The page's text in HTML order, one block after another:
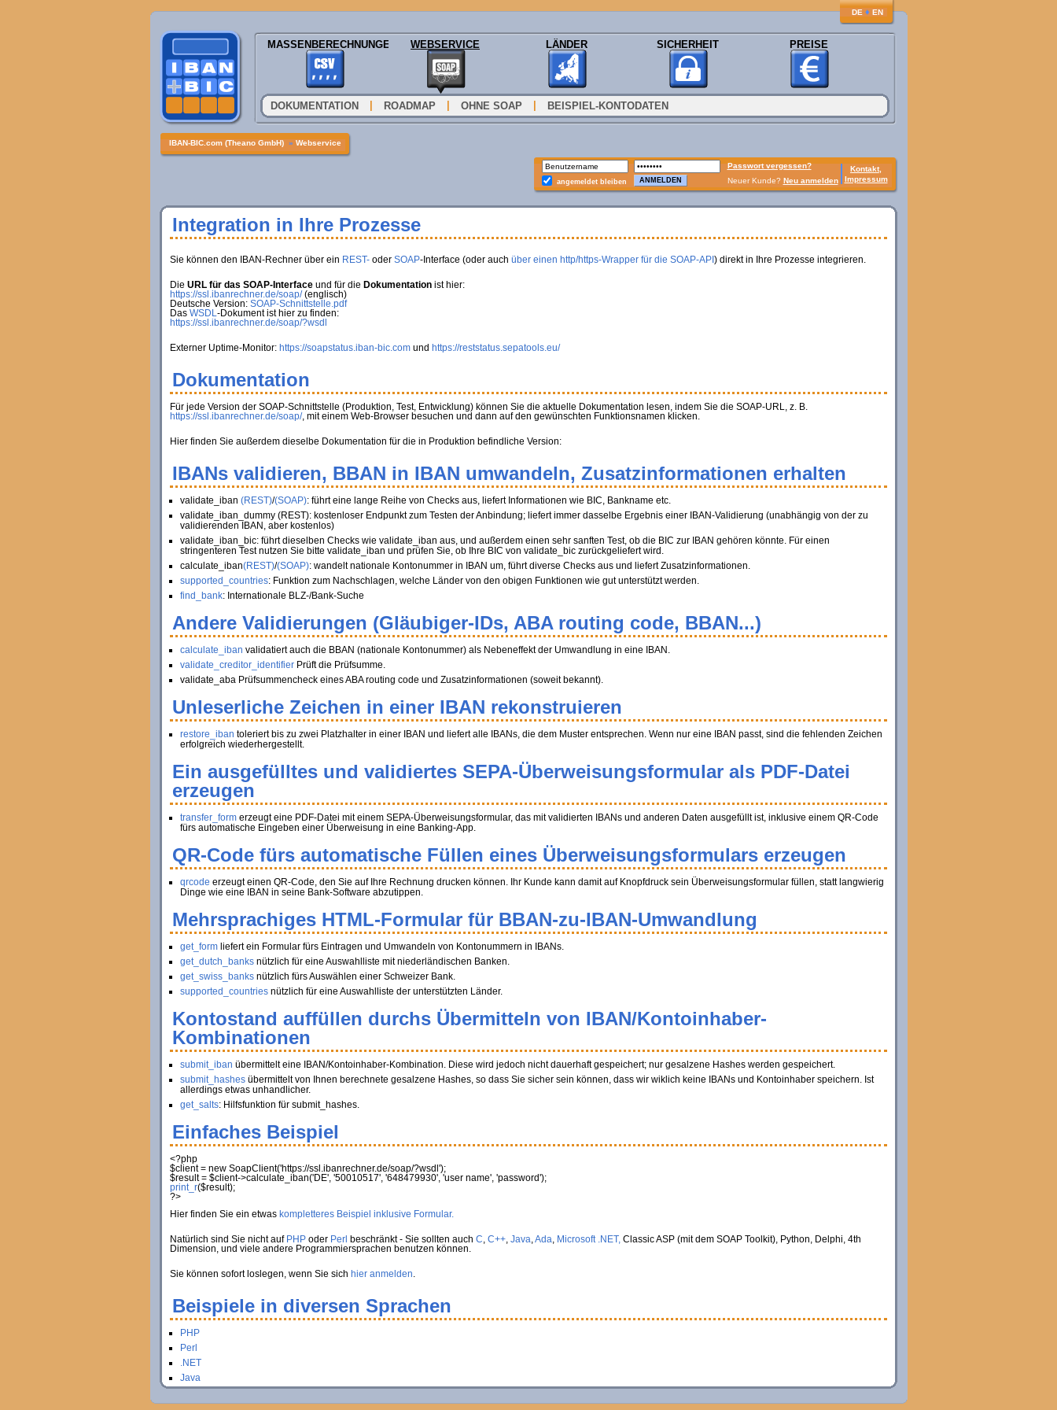
DE ♦ EN
MASSENBERECHNUNGEN WEBSERVICE LÄNDER SICHERHEIT PREISE
DOKUMENTATION ROADMAP OHNE SOAP BEISPIEL-KONTODATEN
IBAN-BIC.com (Theano GmbH) » Webservice
Passwort vergessen?
Kontakt,
Impressum
angemeldet bleiben Neuer Kunde? Neu anmelden
Integration in Ihre Prozesse
Sie können den IBAN-Rechner über ein REST-oder SOAP-Interface (oder auch über einen http/https-Wrapper für die SOAP-API ) direkt in Ihre Prozesse integrieren.
Die URL für das SOAP-Interfaceund für die Dokumentationist hier:
https://ssl.ibanrechner.de/soap/(englisch)
Deutsche Version: SOAP-Schnittstelle.pdf
Das WSDL-Dokument ist hier zu finden:
https://ssl.ibanrechner.de/soap/?wsdl
Externer Uptime-Monitor: https://soapstatus.iban-bic.comund https://reststatus.sepatools.eu/
Dokumentation
Für jede Version der SOAP-Schnittstelle (Produktion, Test, Entwicklung) können Sie die aktuelle Dokumentation lesen, indem Sie die SOAP-URL, z. B.
https://ssl.ibanrechner.de/soap/, mit einem Web-Browser besuchen und dann auf den gewünschten Funktionsnamen klicken.
Hier finden Sie außerdem dieselbe Dokumentation für die in Produktion befindliche Version:
IBANs validieren, BBAN in IBAN umwandeln, Zusatzinformationen erhalten
validate_iban (REST)/(SOAP): führt eine lange Reihe von Checks aus, liefert Informationen wie BIC, Bankname etc.
validate_iban_dummy (REST): kostenloser Endpunkt zum Testen der Anbindung; liefert immer dasselbe Ergebnis einer IBAN-Validierung (unabhängig von der zu
validierenden IBAN, aber kostenlos)
validate_iban_bic: führt dieselben Checks wie validate_iban aus, und außerdem einen sehr sanften Test, ob die BIC zur IBAN gehören könnte. Für einen
stringenteren Test nutzen Sie bitte validate_iban und prüfen Sie, ob Ihre BIC von validate_bic zurückgeliefert wird.
calculate_iban(REST)/(SOAP): wandelt nationale Kontonummer in IBAN um, führt diverse Checks aus und liefert Zusatzinformationen.
supported_countries: Funktion zum Nachschlagen, welche Länder von den obigen Funktionen wie gut unterstützt werden.
find_bank: Internationale BLZ-/Bank-Suche
Andere Validierungen (Gläubiger-IDs, ABA routing code, BBAN...)
calculate_iban validatiert auch die BBAN (nationale Kontonummer) als Nebeneffekt der Umwandlung in eine IBAN.
validate_creditor_identifierPrüft die Prüfsumme.
validate_aba Prüfsummencheck eines ABA routing code und Zusatzinformationen (soweit bekannt).
Unleserliche Zeichen in einer IBAN rekonstruieren
restore_iban toleriert bis zu zwei Platzhalter in einer IBAN und liefert alle IBANs, die dem Muster entsprechen. Wenn nur eine IBAN passt, sind die fehlenden Zeichen
erfolgreich wiederhergestellt.
Ein ausgefülltes und validiertes SEPA-Überweisungsformular als PDF-Datei
erzeugen
transfer_formerzeugt eine PDF-Datei mit einem SEPA-Überweisungsformular, das mit validierten IBANs und anderen Daten ausgefüllt ist, inklusive einem QR-Code
fürs automatische Eingeben einer Überweisung in eine Banking-App.
QR-Code fürs automatische Füllen eines Überweisungsformulars erzeugen
qrcode erzeugt einen QR-Code, den Sie auf Ihre Rechnung drucken können. Ihr Kunde kann damit auf Knopfdruck sein Überweisungsformular füllen, statt langwierig
Dinge wie eine IBAN in seine Bank-Software abzutippen.
Mehrsprachiges HTML-Formular für BBAN-zu-IBAN-Umwandlung
get_formliefert ein Formular fürs Eintragen und Umwandeln von Kontonummern in IBANs.
get_dutch_banksnützlich für eine Auswahlliste mit niederländischen Banken.
get_swiss_banksnützlich fürs Auswählen einer Schweizer Bank.
supported_countriesnützlich für eine Auswahlliste der unterstützten Länder.
Kontostand auffüllen durchs Übermitteln von IBAN/Kontoinhaber-
Kombinationen
submit_iban übermittelt eine IBAN/Kontoinhaber-Kombination. Diese wird jedoch nicht dauerhaft gespeichert; nur gesalzene Hashes werden gespeichert.
submit_hashesübermittelt von Ihnen berechnete gesalzene Hashes, so dass Sie sicher sein können, dass wir wiklich keine IBANs und Kontoinhaber speichern. Ist
allerdings etwas unhandlicher.
get_salts: Hilfsfunktion für submit_hashes.
Einfaches Beispiel
<?php
$client= newSoapClient('https://ssl.ibanrechner.de/soap/?wsdl');
$result= $client->calculate_iban('DE', '50010517', '648479930', 'user name', 'password');
print_r($result);
?>
Hier finden Sie ein etwas kompletteres Beispiel inklusive Formular.
Natürlich sind Sie nicht auf PHPoder Perl beschränkt - Sie sollten auch C, C++, Java,Ada, Microsoft .NET,Classic ASP (mit dem SOAP Toolkit), Python, Delphi, 4th
Dimension, und viele andere Programmiersprachen benutzen können.
Sie können sofort loslegen, wenn Sie sich hier anmelden.
Beispiele in diversen Sprachen
PHP
Perl
.NET
Java